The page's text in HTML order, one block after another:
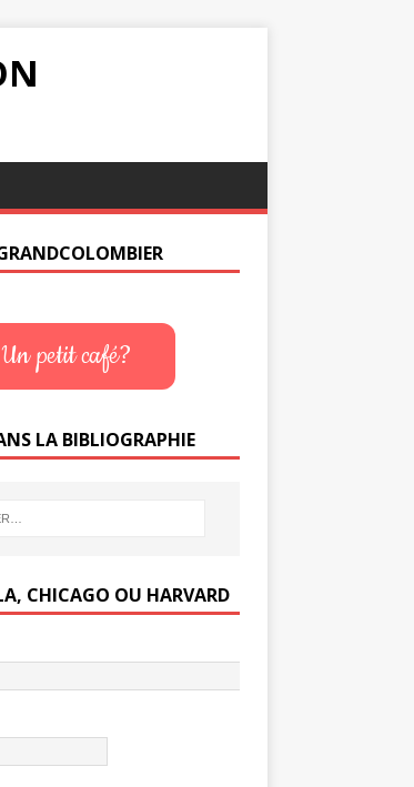
Un petit café?
LA BIBLIOGRAPHIE
CHICAGO OU HARVARD